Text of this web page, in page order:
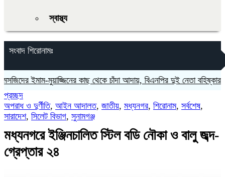
স্বাস্থ্য
সংবাদ শিরোনামঃ
ইমাম-মুয়াজ্জিনের কাছ থেকে চাঁদা আদায়, বিএনপির দুই নেতা বহিষ্কার ‎লাল
প্রচ্ছদ
অপরাধ ও দুর্ণীতি, আইন আদালত, জাতীয়, মধ্যনগর, শিরোনাম, সর্বশেষ,
সারাদেশ, সিলেট বিভাগ, সুনামগঞ্জ
মধ্যনগরে ইঞ্জিনচালিত স্টিল বডি নৌকা ও বালু জব্দ-
গ্রেপ্তার ২৪